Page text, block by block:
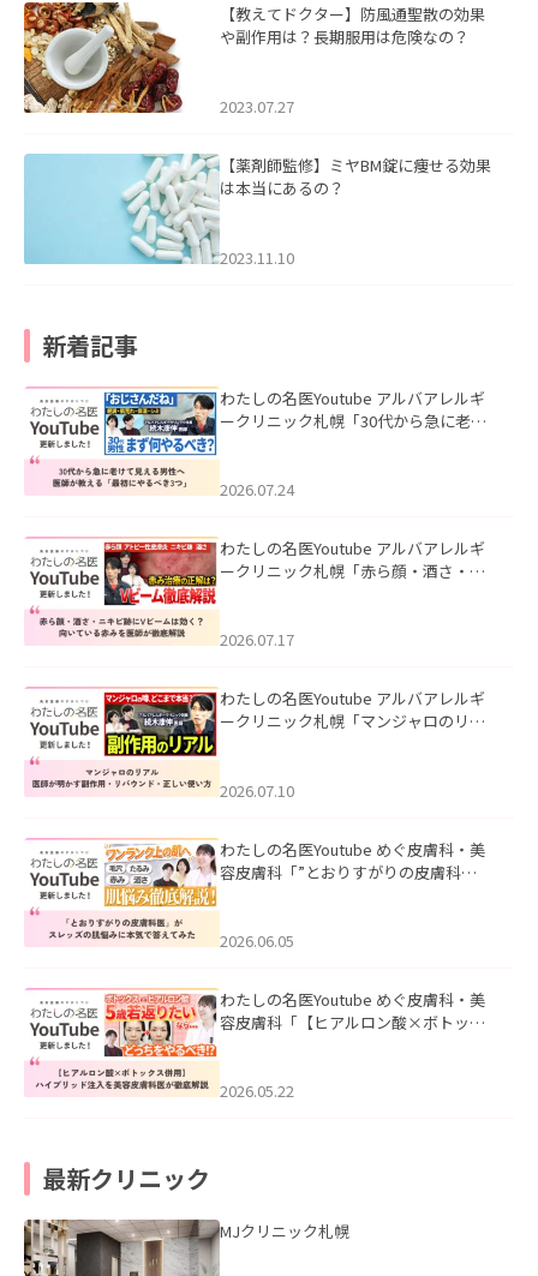
【教えてドクター】防風通聖散の効果
や副作用は？長期服用は危険なの？
2023.07.27
【薬剤師監修】ミヤBM錠に痩せる効果
は本当にあるの？
2023.11.10
新着記事
わたしの名医Youtube アルバアレルギ
ークリニック札幌「30代から急に老け
た。
2026.07.24
わたしの名医Youtube アルバアレルギ
ークリニック札幌「赤ら顔・酒さ・ニ
した。
2026.07.17
わたしの名医Youtube アルバアレルギ
ークリニック札幌「マンジャロのリア
た。
2026.07.10
わたしの名医Youtube めぐ皮膚科・美
容皮膚科「”とおりすがりの皮膚科
2026.06.05
わたしの名医Youtube めぐ皮膚科・美
容皮膚科「【ヒアルロン酸×ボトック
た。
2026.05.22
最新クリニック
MJクリニック札幌